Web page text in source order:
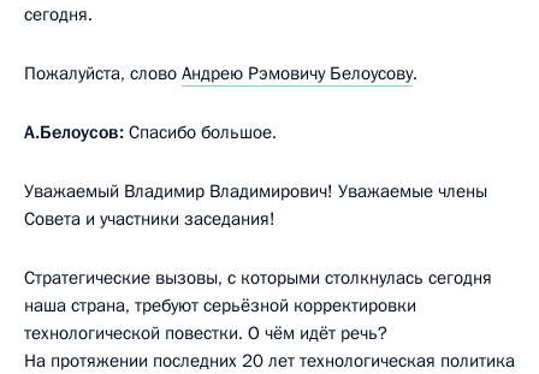
сегодня.
Пожалуйста, слово Андрею Рэмовичу Белоусову.
А.Белоусов: Спасибо большое.
Уважаемый Владимир Владимирович! Уважаемые члены
Совета и участники заседания!
Стратегические вызовы, с которыми столкнулась сегодня
наша страна, требуют серьёзной корректировки
технологической повестки. О чём идёт речь?
На протяжении последних 20 лет технологическая политика